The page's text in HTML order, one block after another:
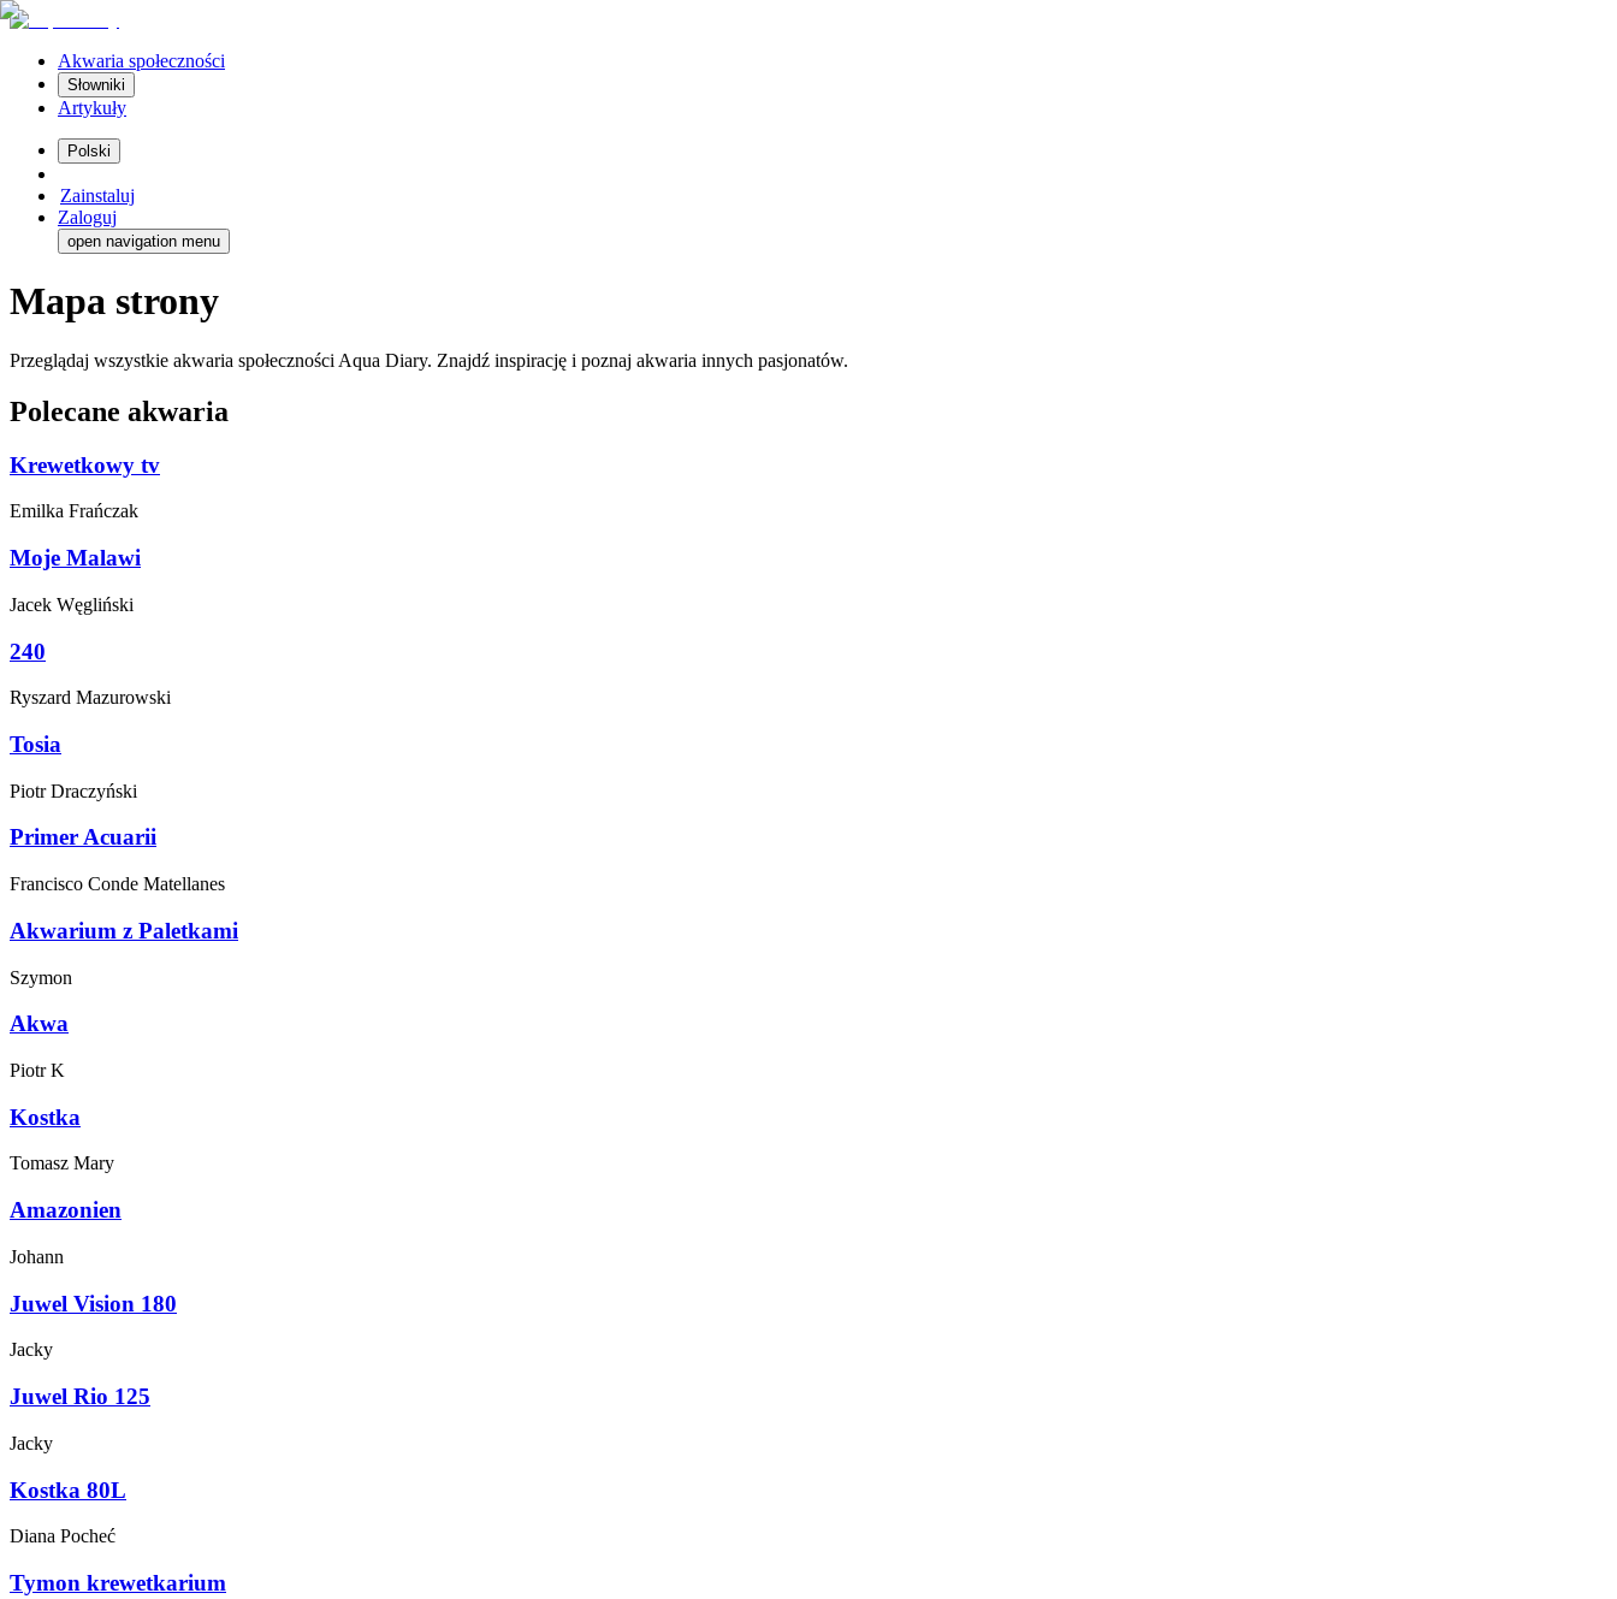
Akwaria społeczności
Słowniki
Artykuły
Polski
Zainstaluj
Zaloguj
open navigation menu
Mapa strony
Przeglądaj wszystkie akwaria społeczności Aqua Diary. Znajdź inspirację i poznaj akwaria innych pasjonatów.
Polecane akwaria
Krewetkowy tv
Emilka Frańczak
Moje Malawi
Jacek Węgliński
240
Ryszard Mazurowski
Tosia
Piotr Draczyński
Primer Acuarii
Francisco Conde Matellanes
Akwarium z Paletkami
Szymon
Akwa
Piotr K
Kostka
Tomasz Mary
Amazonien
Johann
Juwel Vision 180
Jacky
Juwel Rio 125
Jacky
Kostka 80L
Diana Pocheć
Tymon krewetkarium